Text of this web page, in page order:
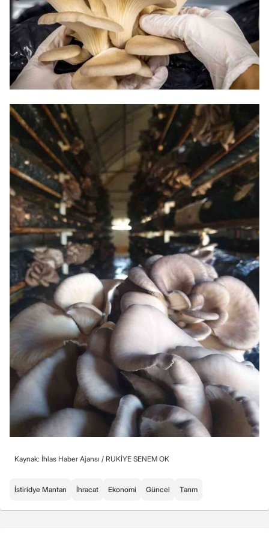
Kaynak: İhlas Haber Ajansı / RUKİYE SENEM OK
İstiridye Mantarı İhracat Ekonomi Güncel Tarım